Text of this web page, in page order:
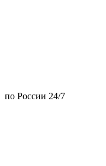
по России 24/7